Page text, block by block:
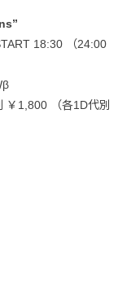
18:30 （24:00
1,800 （各1D代別